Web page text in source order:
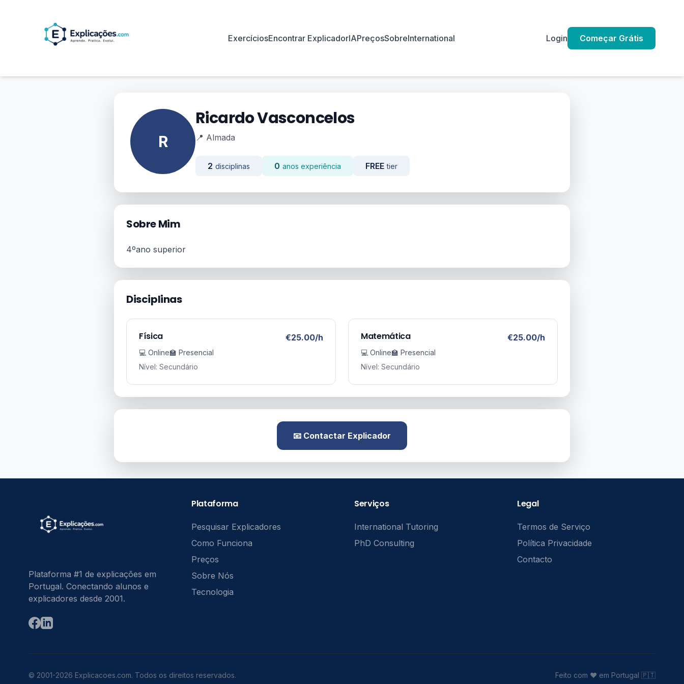
ExercíciosEncontrar ExplicadorIAPreçosSobreInternational Login Começar Grátis
R
Ricardo Vasconcelos
📍 Almada
2 disciplinas 0 anos experiência FREE tier
Sobre Mim
4ºano superior
Disciplinas
Física €25.00/h
💻 Online🏫 Presencial
Nível: Secundário
Matemática €25.00/h
💻 Online🏫 Presencial
Nível: Secundário
📧 Contactar Explicador
Plataforma #1 de explicações em
Portugal. Conectando alunos e
explicadores desde 2001.
Plataforma
Pesquisar Explicadores
Como Funciona
Preços
Sobre Nós
Tecnologia
Serviços
International Tutoring
PhD Consulting
Legal
Termos de Serviço
Política Privacidade
Contacto
© 2001-2026 Explicacoes.com. Todos os direitos reservados. Feito com ❤️ em Portugal 🇵🇹